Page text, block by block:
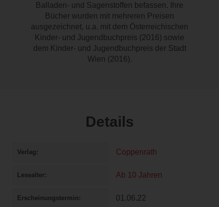
Balladen- und Sagenstoffen befassen. Ihre
Bücher wurden mit mehreren Preisen
ausgezeichnet, u.a. mit dem Österreichischen
Kinder- und Jugendbuchpreis (2016) sowie
dem Kinder- und Jugendbuchpreis der Stadt
Wien (2016).
Details
Verlag Coppenrath
Lesealter Ab 10 Jahren
Erscheinungstermin 01.06.22